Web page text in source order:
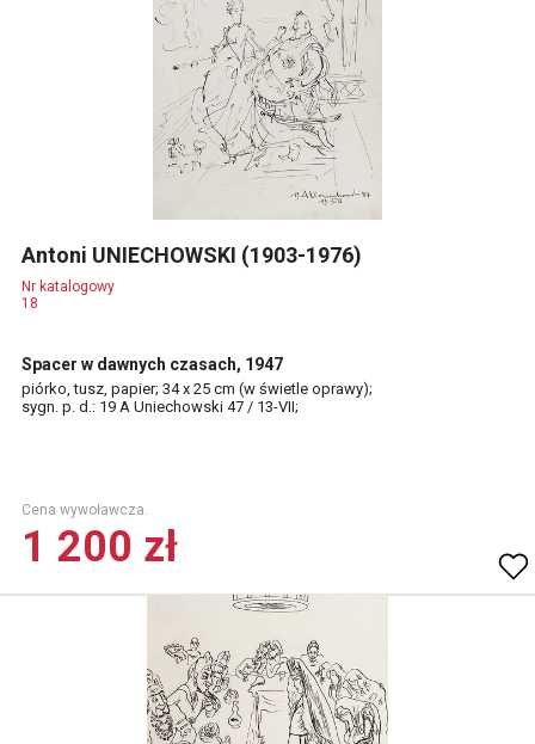
Antoni UNIECHOWSKI (1903-1976)
Nr katalogowy
18
Spacer w dawnych czasach, 1947
piórko, tusz, papier; 34 x 25 cm (w świetle oprawy);
sygn. p. d.: 19 A Uniechowski 47 / 13-VII;
Cena wywoławcza.
1 200 zł